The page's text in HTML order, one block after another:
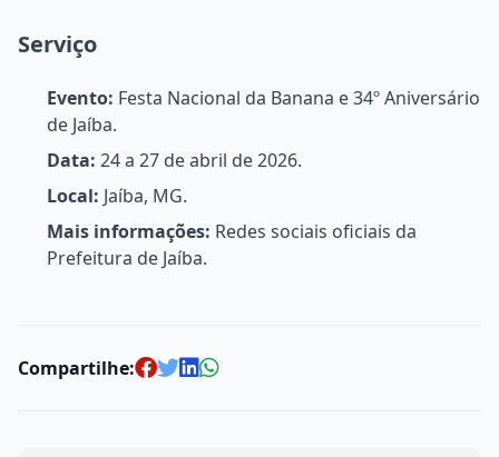
Serviço
Evento: Festa Nacional da Banana e 34º Aniversário
de Jaíba.
Data: 24 a 27 de abril de 2026.
Local: Jaíba, MG.
Mais informações: Redes sociais oficiais da
Prefeitura de Jaíba.
Compartilhe: